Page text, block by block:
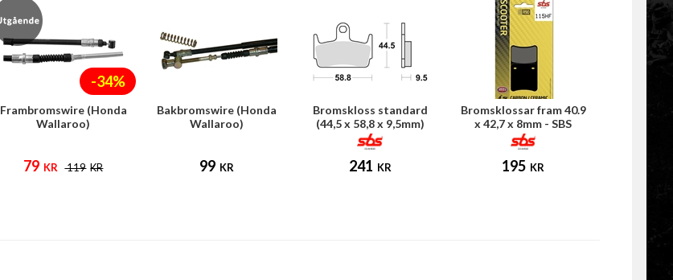
-34%
Frambromswire (Honda
Wallaroo)
79 KR 119 KR
Bakbromswire (Honda
Wallaroo)
99 KR
Bromskloss standard
(44,5 x 58,8 x 9,5mm)
241 KR
Bromsklossar fram 40.9
x 42,7 x 8mm - SBS
(Honda MB50)
195 KR